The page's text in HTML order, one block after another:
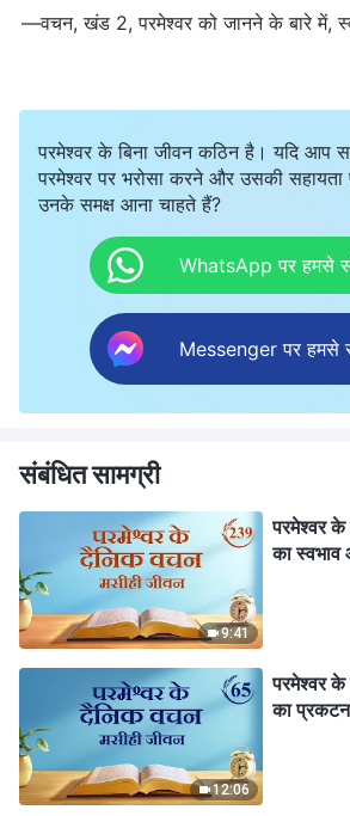
—वचन, खंड 2, परमेश्वर को जानने के बारे में,
परमेश्वर के बिना जीवन कठिन है। यदि आप
परमेश्वर पर भरोसा करने और उसकी सहायता
उनके समक्ष आना चाहते हैं?
WhatsApp पर हमसे
Messenger पर हमसे
संबंधित सामग्री
9:41
परमेश्वर
का
12:06
परमेश्वर
का